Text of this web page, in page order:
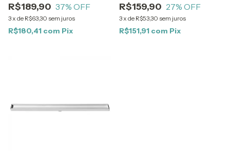
R$189,90 37% OFF
3 x de R$63,30 sem juros
R$180,41 com Pix
R$159,90 27% OFF
3 x de R$53,30 sem juros
R$151,91 com Pix